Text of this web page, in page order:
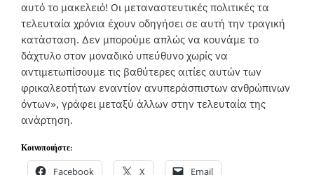
αυτό το μακελειό! Οι μεταναστευτικές πολιτικές τα
τελευταία χρόνια έχουν οδηγήσει σε αυτή την τραγική
κατάσταση. Δεν μπορούμε απλώς να κουνάμε το
δάχτυλο στον μοναδικό υπεύθυνο χωρίς να
αντιμετωπίσουμε τις βαθύτερες αιτίες αυτών των
φρικαλεοτήτων εναντίον ανυπεράσπιστων ανθρώπινων
όντων», γράφει μεταξύ άλλων στην τελευταία της
ανάρτηση.
Κοινοποιήστε:
Facebook X Email